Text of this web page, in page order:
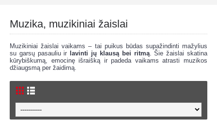
Muzika, muzikiniai žaislai
Muzikiniai žaislai vaikams – tai puikus būdas supažindinti mažylius
su garsų pasauliu ir
lavinti jų klausą bei ritmą. Šie žaislai skatina
kūrybiškumą, emocinę išraišką ir padeda vaikams atrasti muzikos
džiaugsmą per žaidimą.